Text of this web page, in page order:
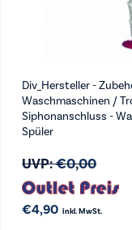
Div_Hersteller -
Waschmaschinen /
Siphonanschluss -
Spüler
UVP:€0,00
€4,90 inkl. MwSt.